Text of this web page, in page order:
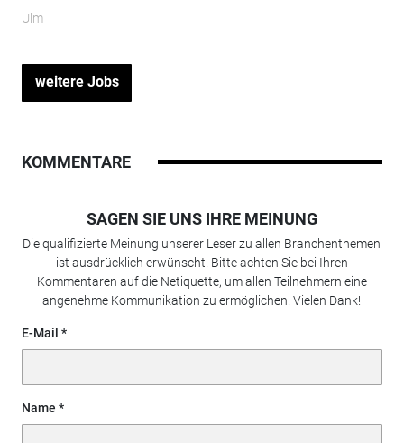
Ulm
weitere Jobs
KOMMENTARE
SAGEN SIE UNS IHRE MEINUNG
Die qualifizierte Meinung unserer Leser zu allen Branchenthemen
ist ausdrücklich erwünscht. Bitte achten Sie bei Ihren
Kommentaren auf die Netiquette, um allen Teilnehmern eine
angenehme Kommunikation zu ermöglichen. Vielen Dank!
E-Mail
Name